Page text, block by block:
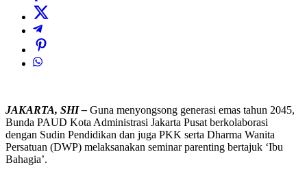
JAKARTA, SHI – Guna menyongsong generasi emas tahun 2045,
Bunda PAUD Kota Administrasi Jakarta Pusat berkolaborasi
dengan Sudin Pendidikan dan juga PKK serta Dharma Wanita
Persatuan (DWP) melaksanakan seminar parenting bertajuk ‘Ibu
Bahagia’.